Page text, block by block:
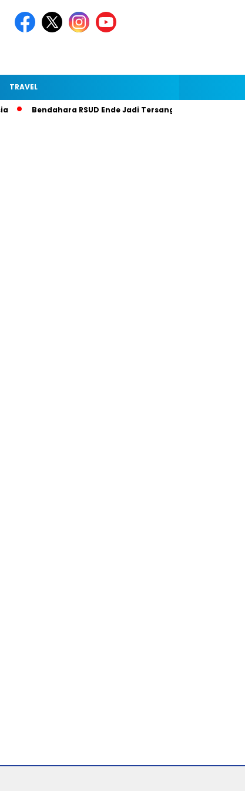
TRAVEL
Bendahara RSUD Ende Jadi Tersangka Dugaan